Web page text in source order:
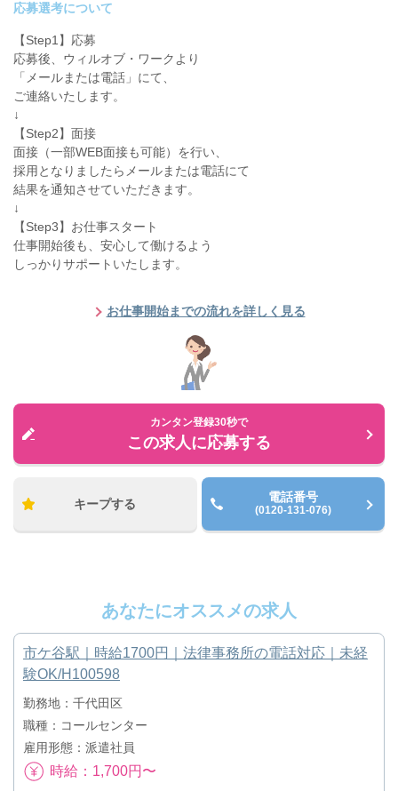
応募選考について
【Step1】応募
応募後、ウィルオブ・ワークより
「メールまたは電話」にて、
ご連絡いたします。
↓
【Step2】面接
面接（一部WEB面接も可能）を行い、
採用となりましたらメールまたは電話にて
結果を通知させていただきます。
↓
【Step3】お仕事スタート
仕事開始後も、安心して働けるよう
しっかりサポートいたします。
お仕事開始までの流れを詳しく見る
カンタン登録30秒で
この求人に応募する
キープする 電話番号
(0120-131-076)
あなたにオススメの求人
市ケ谷駅｜時給1700円｜法律事務所の電話対応｜未経
験OK/H100598
勤務地：千代田区
職種：コールセンター
雇用形態：派遣社員
時給：1,700円〜